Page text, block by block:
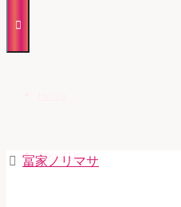
About Us
冨家ノリマサ